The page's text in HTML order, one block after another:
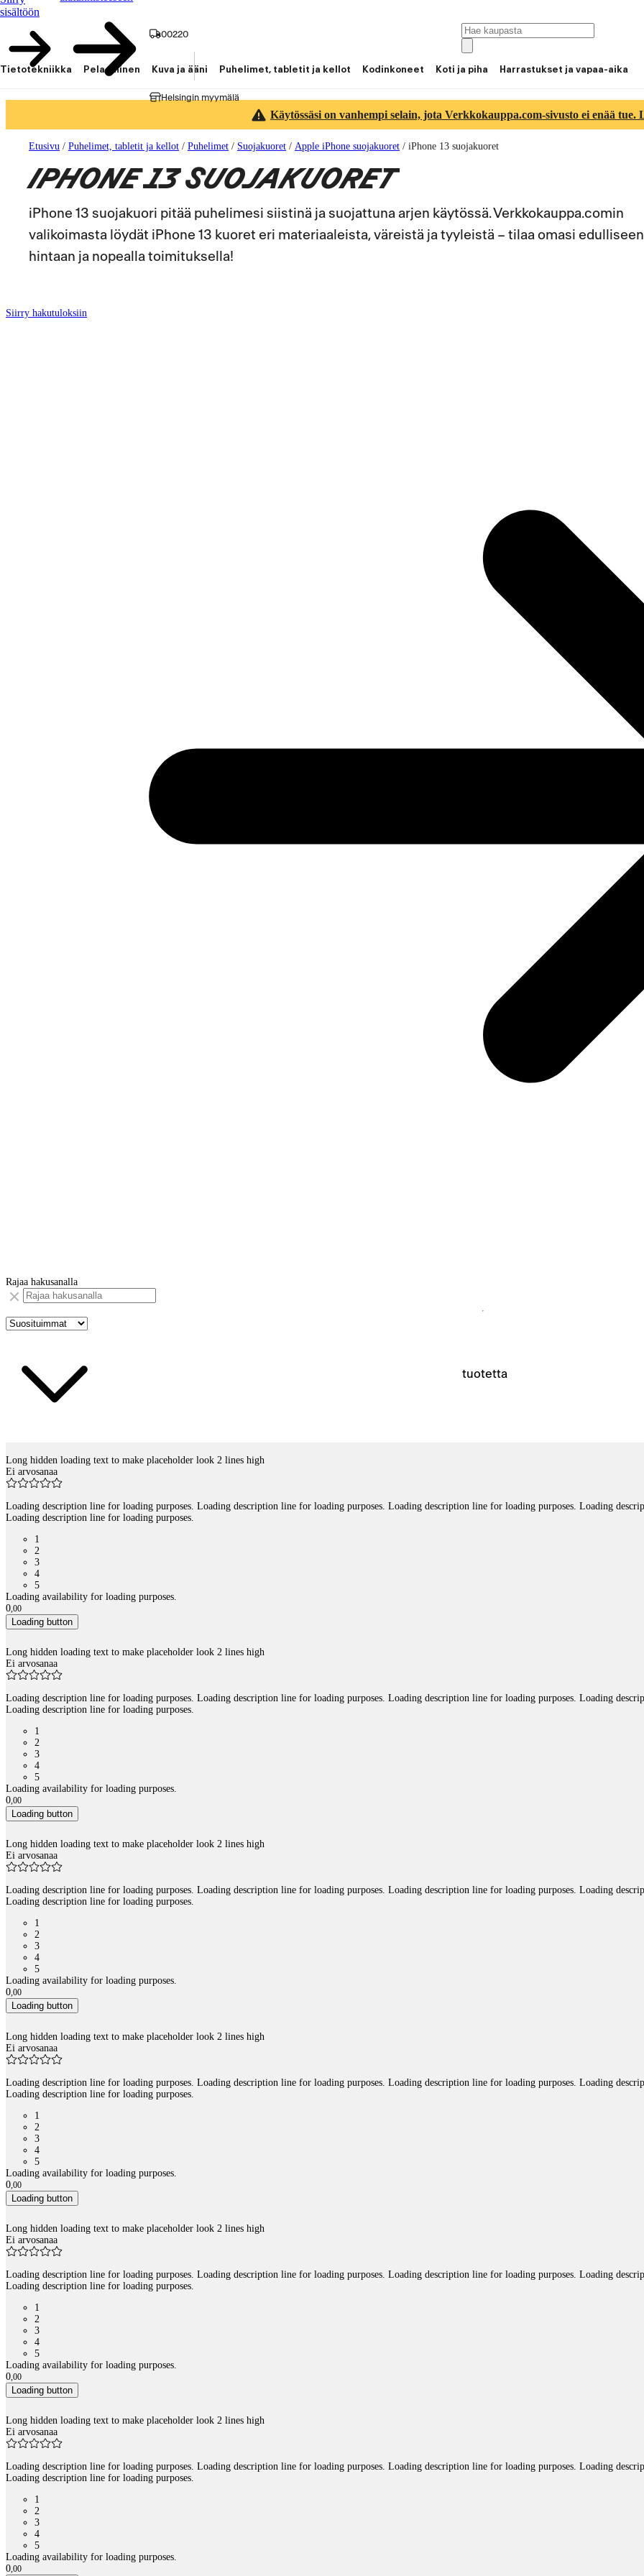
sisältöön
00220
Helsingin myymälä
Tietotekniikka Pelaaminen Kuva ja ääni Puhelimet, tabletit ja kellot Kodinkoneet Koti ja piha Harrastukset ja vapaa-aika
Käytössäsi on vanhempi selain, jota Verkkokauppa.com-sivusto ei enää tue.
Etusivu / Puhelimet, tabletit ja kellot / Puhelimet / Suojakuoret / Apple iPhone suojakuoret / iPhone 13 suojakuoret
IPHONE 13 SUOJAKUORET
iPhone 13 suojakuori pitää puhelimesi siistinä ja suojattuna arjen käytössä. Verkkokauppa.comin
valikoimasta löydät iPhone 13 kuoret eri materiaaleista, väreistä ja tyyleistä – tilaa omasi edulliseen
hintaan ja nopealla toimituksella!
Siirry hakutuloksiin
Rajaa hakusanalla
tuotetta
Tuotelistaus
Long hidden loading text to make placeholder look 2 lines high
Ei arvosanaa
Loading description line for loading purposes. Loading description line for loading purposes. Loading description line for loading purposes. Loading
Loading description line for loading purposes.
1
2
3
4
5
Loading availability for loading purposes.
0 00
Loading button
Long hidden loading text to make placeholder look 2 lines high
Ei arvosanaa
Loading description line for loading purposes. Loading description line for loading purposes. Loading description line for loading purposes. Loading
Loading description line for loading purposes.
1
2
3
4
5
Loading availability for loading purposes.
0,00
Loading button
Long hidden loading text to make placeholder look 2 lines high
Ei arvosanaa
Loading description line for loading purposes. Loading description line for loading purposes. Loading description line for loading purposes. Loading
Loading description line for loading purposes.
1
2
3
4
5
Loading availability for loading purposes.
0,00
Loading button
Long hidden loading text to make placeholder look 2 lines high
Ei arvosanaa
Loading description line for loading purposes. Loading description line for loading purposes. Loading description line for loading purposes. Loading
Loading description line for loading purposes.
1
2
3
4
5
Loading availability for loading purposes.
0,00
Loading button
Long hidden loading text to make placeholder look 2 lines high
Ei arvosanaa
Loading description line for loading purposes. Loading description line for loading purposes. Loading description line for loading purposes. Loading
Loading description line for loading purposes.
1
2
3
4
5
Loading availability for loading purposes.
0,00
Loading button
Long hidden loading text to make placeholder look 2 lines high
Ei arvosanaa
Loading description line for loading purposes. Loading description line for loading purposes. Loading description line for loading purposes. Loading
Loading description line for loading purposes.
1
2
3
4
5
Loading availability for loading purposes.
0,00